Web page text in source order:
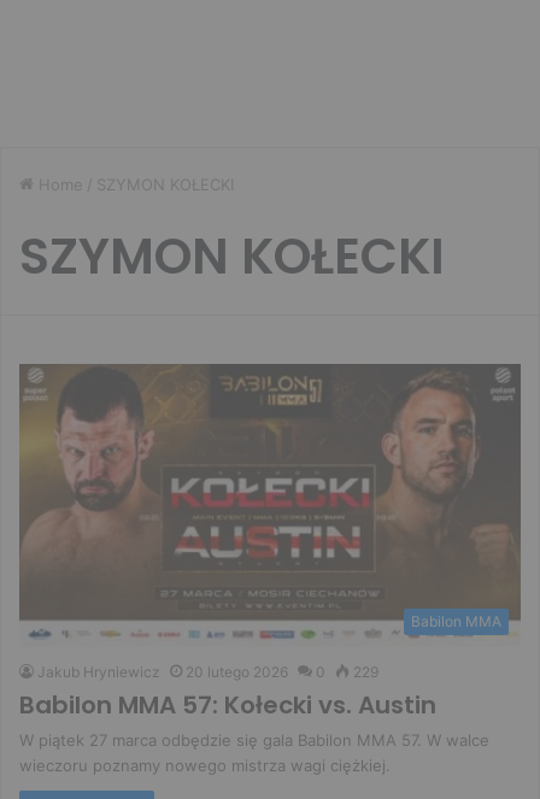
Home / SZYMON KOŁECKI
SZYMON KOŁECKI
Babilon MMA
Jakub Hryniewicz 20 lutego 2026 0 229
Babilon MMA 57: Kołecki vs. Austin
W piątek 27 marca odbędzie się gala Babilon MMA 57. W walce
wieczoru poznamy nowego mistrza wagi ciężkiej.